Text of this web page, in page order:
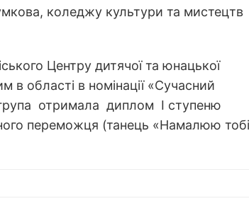
коледжу культури та мистецтв
Центру дитячої та юнацької
області в номінації «Сучасний
отримала диплом І ступеню
переможця (танець «Намалюю